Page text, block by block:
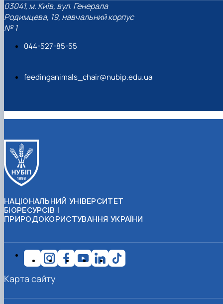
03041, м. Київ, вул. Генерала
Родимцева, 19, навчальний корпус
№ 1
044-527-85-55
feedinganimals_chair@nubip.edu.ua
НАЦІОНАЛЬНИЙ УНІВЕРСИТЕТ
БІОРЕСУРСІВ І
ПРИРОДОКОРИСТУВАННЯ УКРАЇНИ
Карта сайту